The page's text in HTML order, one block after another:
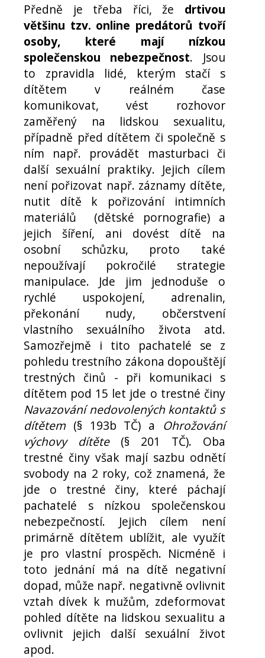
Předně je třeba říci, že drtivou
většinu tzv. online predátorů tvoří
osoby, které mají nízkou
společenskou nebezpečnost. Jsou
to zpravidla lidé, kterým stačí s
dítětem v reálném čase
komunikovat, vést rozhovor
zaměřený na lidskou sexualitu,
případně před dítětem či společně s
ním např. provádět masturbaci či
další sexuální praktiky. Jejich cílem
není pořizovat např. záznamy dítěte,
nutit dítě k pořizování intimních
materiálů (dětské pornografie) a
jejich šíření, ani dovést dítě na
osobní schůzku, proto také
nepoužívají pokročilé strategie
manipulace. Jde jim jednoduše o
rychlé uspokojení, adrenalin,
překonání nudy, občerstvení
vlastního sexuálního života atd.
Samozřejmě i tito pachatelé se z
pohledu trestního zákona dopouštějí
trestných činů - při komunikaci s
dítětem pod 15 let jde o trestné činy
Navazování nedovolených kontaktů s
dítětem (§ 193b TČ) a Ohrožování
výchovy dítěte(§ 201 TČ). Oba
trestné činy však mají sazbu odnětí
svobody na 2 roky, což znamená, že
jde o trestné činy, které páchají
pachatelé s nízkou společenskou
nebezpečností. Jejich cílem není
primárně dítětem ublížit, ale využít
je pro vlastní prospěch. Nicméně i
toto jednání má na dítě negativní
dopad, může např. negativně ovlivnit
vztah dívek k mužům, zdeformovat
pohled dítěte na lidskou sexualitu a
ovlivnit jejich další sexuální život
apod.